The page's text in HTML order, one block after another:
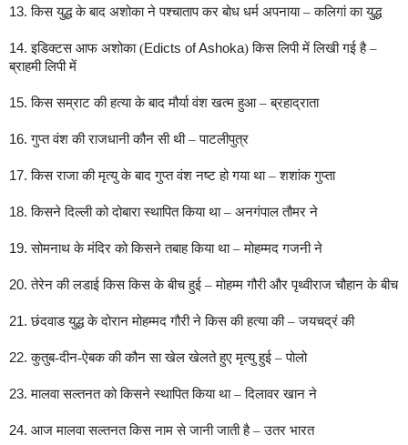
13.किस युद्ध के बाद अशोका ने पश्चाताप कर बोध धर्म अपनाया – कलिगां का युद्ध
14.इडिक्टस आफ अशोका (Edicts of Ashoka) किस लिपी में लिखी गई है –
ब्राहमी लिपी में
15.किस सम्राट की हत्या के बाद मौर्या वंश खत्म हुआ – ब्रहाद्राता
16.गुप्त वंश की राजधानी कौन सी थी – पाटलीपुत्र
17.किस राजा की मृत्यु के बाद गुप्त वंश नष्ट हो गया था – शशांक गुप्ता
18.किसने दिल्ली को दोबारा स्थापित किया था – अनगंपाल तौमर ने
19.सोमनाथ के मंदिर को किसने तबाह किया था – मोहम्मद गजनी ने
20. तेरेन की लडाई किस किस के बीच हुई – मोहम्म गौरी और पृथ्वीराज चौहान के बीच
21.छंदवाड युद्ध के दोरान मोहम्मद गौरी ने किस की हत्या की – जयचद्रं की
22.कुतुब-दीन-ऐबक की कौन सा खेल खेलते हुए मृत्यु हुई – पोलो
23.मालवा सल्तनत को किसने स्थापित किया था – दिलावर खान ने
24. आज मालवा सल्तनत किस नाम से जानी जाती है – उतर भारत